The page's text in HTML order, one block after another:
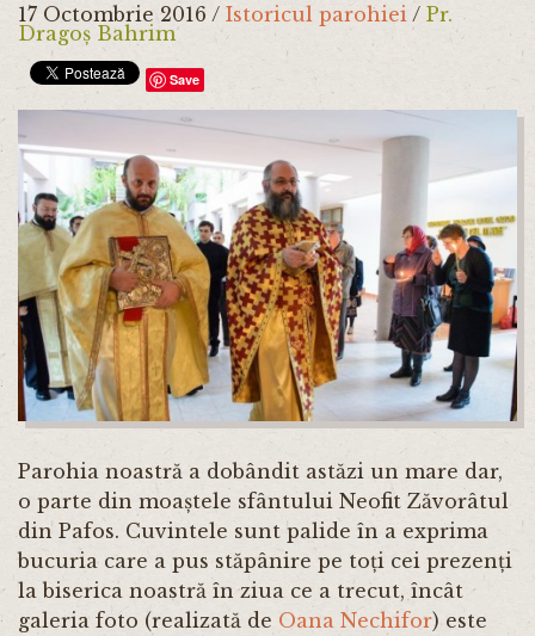
17 Octombrie 2016 / Istoricul parohiei / Pr.
Dragoș Bahrim
Save
Parohia noastră a dobândit astăzi un mare dar,
o parte din moaștele sfântului Neofit Zăvorâtul
din Pafos. Cuvintele sunt palide în a exprima
bucuria care a pus stăpânire pe toți cei prezenți
la biserica noastră în ziua ce a trecut, încât
galeria foto (realizată de Oana Nechifor) este